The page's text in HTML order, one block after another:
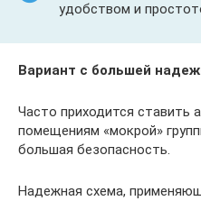
удобством и
Вариант с большей
Часто приходится ставить
помещениям «мокрой»
большая безопасность.
Надежная схема,